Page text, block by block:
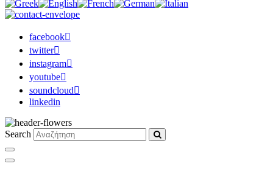
facebook
twitter
instagram
youtube
soundcloud
linkedin
Search